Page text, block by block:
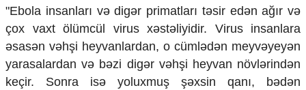
"Ebola insanları və digər primatları təsir edən ağır və
çox vaxt ölümcül virus xəstəliyidir. Virus insanlara
əsasən vəhşi heyvanlardan, o cümlədən meyvəyeyən
yarasalardan və bəzi digər vəhşi heyvan növlərindən
keçir. Sonra isə yoluxmuş şəxsin qanı, bədən